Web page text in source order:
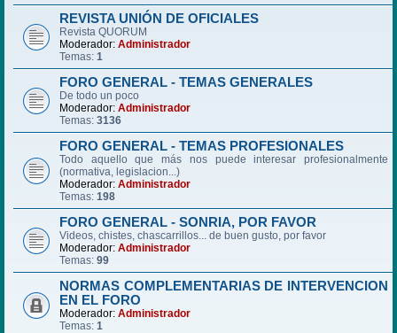
REVISTA UNIÓN DE OFICIALES
Revista QUORUM
Moderador: Administrador
Temas: 1
FORO GENERAL - TEMAS GENERALES
De todo un poco
Moderador: Administrador
Temas: 3136
FORO GENERAL - TEMAS PROFESIONALES
Todo aquello que más nos puede interesar profesionalmente
(normativa, legislacion...)
Moderador: Administrador
Temas: 198
FORO GENERAL - SONRIA, POR FAVOR
Videos, chistes, chascarrillos... de buen gusto, por favor
Moderador: Administrador
Temas: 99
NORMAS COMPLEMENTARIAS DE INTERVENCION
EN EL FORO
Moderador: Administrador
Temas: 1